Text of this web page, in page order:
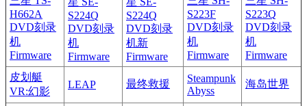
H662A
DVD刻录
机
Firmware
S224Q
DVD刻录
机
Firmware
S224Q
DVD刻录
机新
Firmware
S223F
DVD刻录
机
Firmware
S223Q
DVD刻录
机
Firmware
皮划艇
VR:幻影
LEAP 最终救援
Steampunk
Abyss
海岛世界